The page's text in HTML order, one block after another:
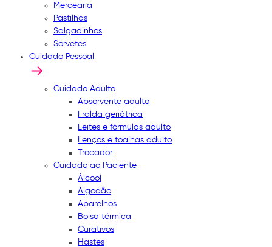
Mercearia
Pastilhas
Salgadinhos
Sorvetes
Cuidado Pessoal
Cuidado Adulto
Absorvente adulto
Fralda geriátrica
Leites e fórmulas adulto
Lenços e toalhas adulto
Trocador
Cuidado ao Paciente
Álcool
Algodão
Aparelhos
Bolsa térmica
Curativos
Hastes